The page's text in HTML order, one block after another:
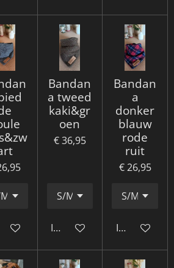
Bandan
a tweed
kaki&gr
oen
€ 36,95
In winkelwagen
Bandan
a
donker
blauw
rode
ruit
€ 26,95
In